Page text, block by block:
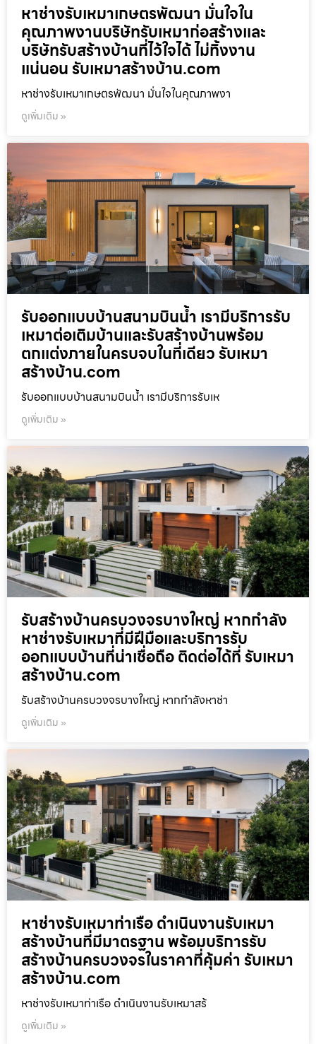
หาช่างรับเหมาเกษตรพัฒนา มั่นใจใน
คุณภาพงานบริษัทรับเหมาก่อสร้างและ
บริษัทรับสร้างบ้านที่ไว้ใจได้ ไม่ทิ้งงาน
แน่นอน รับเหมาสร้างบ้าน.com
หาช่างรับเหมาเกษตรพัฒนา มั่นใจในคุณภาพงา
ดูเพิ่มเติม »
รับออกแบบบ้านสนามบินน้ำ เรามีบริการรับ
เหมาต่อเติมบ้านและรับสร้างบ้านพร้อม
ตกแต่งภายในครบจบในที่เดียว รับเหมา
สร้างบ้าน.com
รับออกแบบบ้านสนามบินน้ำ เรามีบริการรับเห
ดูเพิ่มเติม »
รับสร้างบ้านครบวงจรบางใหญ่ หากกำลัง
หาช่างรับเหมาที่มีฝีมือและบริการรับ
ออกแบบบ้านที่น่าเชื่อถือ ติดต่อได้ที่ รับเหมา
สร้างบ้าน.com
รับสร้างบ้านครบวงจรบางใหญ่ หากกำลังหาช่า
ดูเพิ่มเติม »
หาช่างรับเหมาท่าเรือ ดำเนินงานรับเหมา
สร้างบ้านที่มีมาตรฐาน พร้อมบริการรับ
สร้างบ้านครบวงจรในราคาที่คุ้มค่า รับเหมา
สร้างบ้าน.com
หาช่างรับเหมาท่าเรือ ดำเนินงานรับเหมาสร้
ดูเพิ่มเติม »